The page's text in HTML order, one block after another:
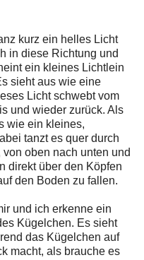
kurz ein helles Licht
in diese Richtung und
ein kleines Lichtlein
sieht aus wie eine
Licht schwebt vom
und wieder zurück. Als
wie ein kleines,
tanzt es quer durch
oben nach unten und
direkt über den Köpfen
den Boden zu fallen.
und ich erkenne ein
Kügelchen. Es sieht
das Kügelchen auf
macht, als brauche es